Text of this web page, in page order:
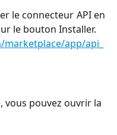
le connecteur API en
le bouton Installer.
app/api_
vous pouvez ouvrir la